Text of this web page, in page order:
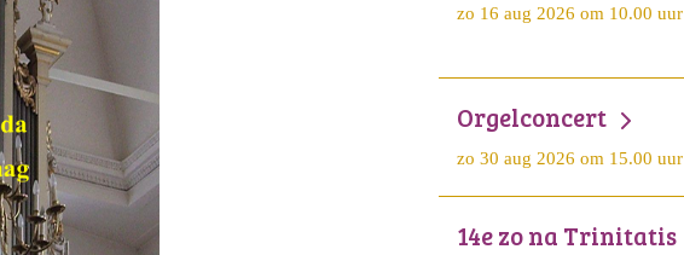
zo 16 aug 2026 om 10.00 uur
Orgelconcert
zo 30 aug 2026 om 15.00 uur
14e zo na Trinitatis